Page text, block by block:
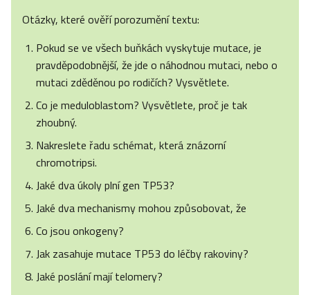
Otázky, které ověří porozumění textu:
Pokud se ve všech buňkách vyskytuje mutace, je
pravděpodobnější, že jde o náhodnou mutaci, nebo o
mutaci zděděnou po rodičích? Vysvětlete.
Co je meduloblastom? Vysvětlete, proč je tak
zhoubný.
Nakreslete řadu schémat, která znázorní
chromotripsi.
Jaké dva úkoly plní gen TP53?
Jaké dva mechanismy mohou způsobovat, že
Co jsou onkogeny?
Jak zasahuje mutace TP53 do léčby rakoviny?
Jaké poslání mají telomery?